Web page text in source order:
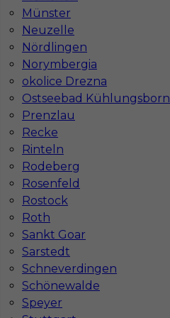
Münster
Neuzelle
Nördlingen
Norymbergia
okolice Drezna
Ostseebad Kühlungsborn
Prenzlau
Recke
Rinteln
Rodeberg
Rosenfeld
Rostock
Roth
Sankt Goar
Sarstedt
Schneverdingen
Schönewalde
Speyer
Mapa ofert pracy
Mapa kategorii
Informacje w sprawie pracy
Telefon:793-577-977
Dane firmy
In-Serv Team Sp. z o.o.
ul. Bóżnicza 15/6